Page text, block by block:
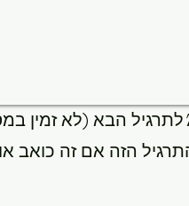
לתרגיל הבא (לא זמין
הזה אם זה כואב